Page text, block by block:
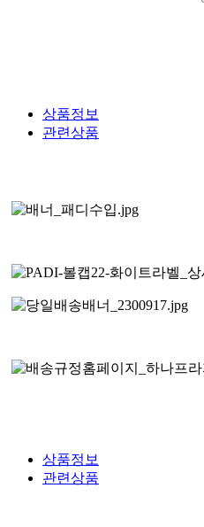
상품정보
관련상품
상품정보
관련상품